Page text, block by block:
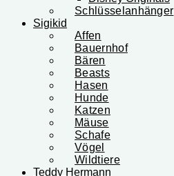
Schlüsselanhänger
Sigikid
Affen
Bauernhof
Bären
Beasts
Hasen
Hunde
Katzen
Mäuse
Schafe
Vögel
Wildtiere
Teddy Hermann